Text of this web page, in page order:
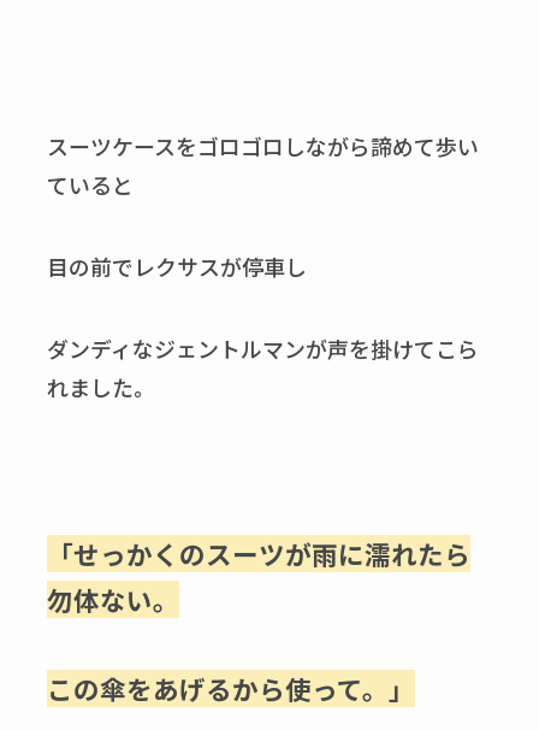
スーツケースをゴロゴロしながら諦めて歩い
ていると
目の前でレクサスが停車し
ダンディなジェントルマンが声を掛けてこら
れました。
「せっかくのスーツが雨に濡れたら
勿体ない。
この傘をあげるから使って。」